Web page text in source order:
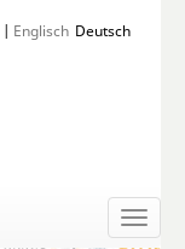
Deutsch
Englisch
|